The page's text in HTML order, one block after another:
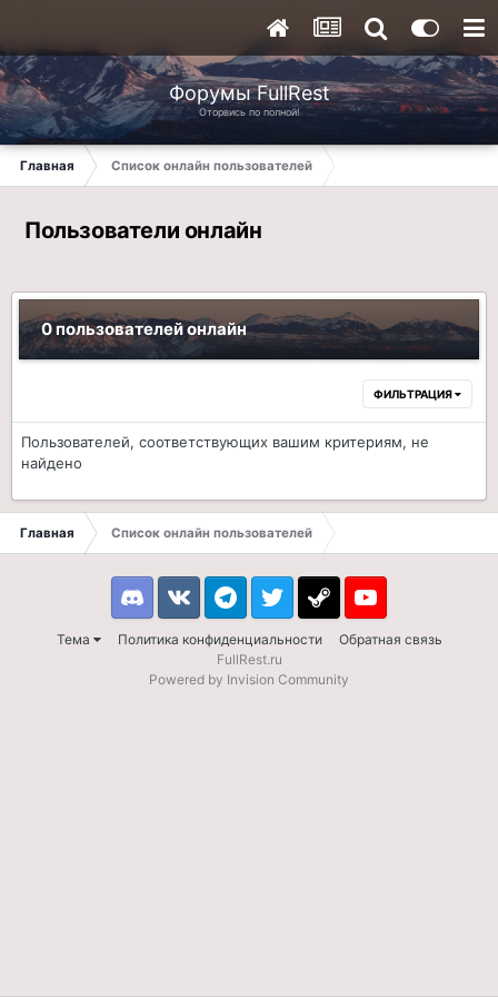
Форумы FullRest
Оторвись по полной!
Главная Список онлайн пользователей
Пользователи онлайн
0 пользователей онлайн
ФИЛЬТРАЦИЯ
Пользователей, соответствующих вашим критериям, не
найдено
Главная Список онлайн пользователей
Тема Политика конфиденциальности Обратная связь
DiscordVK TelegramTwitter Steam Youtube
FullRest.ru
Powered by Invision Community